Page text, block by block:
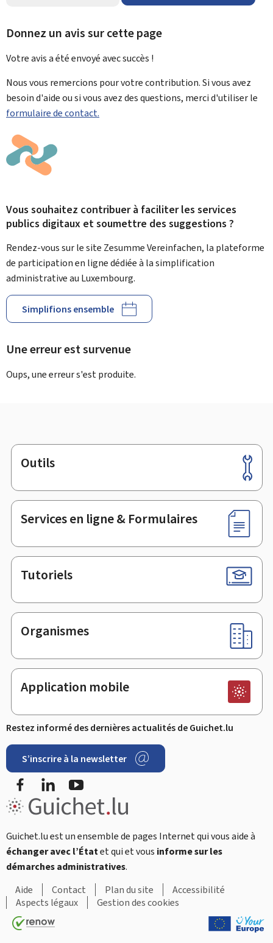
Donnez un avis sur cette page
Votre avis a été envoyé avecsuccès !
Nous vous remercions pour votre contribution. Si vous avez
besoin d'aide ou si vous avez des questions, merci d'utiliser le
formulaire de contact.
Vous souhaitez contribuer à faciliter les services
publics digitaux et soumettre des suggestions ?
Rendez-vous sur le site Zesumme Vereinfachen, la plateforme
de participation en ligne dédiée à la simplification
administrative au Luxembourg.
Simplifions ensemble
Une erreur est survenue
Oups, une erreur s'est produite.
Pied
de
page
Outils
Services en ligne & Formulaires
Tutoriels
Organismes
Application mobile
Restez informé des dernières actualités de Guichet.lu
S’inscrire à la newsletter
FacebookLinkedIn
Guichet.lu est un ensemble de pages Internet qui vous aide à
échanger avec l’Étatet qui et vous informe sur les
démarches administratives.
Aide
Contact Plan du site
Accessibilité
Aspects légaux
Gestion des cookies